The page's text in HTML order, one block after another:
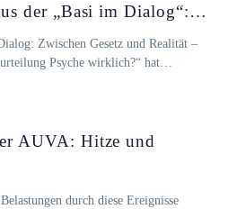
der „Basi im Dialog“:…
Zwischen Gesetz und Realität –
Psyche wirklich?“ hat…
AUVA: Hitze und
durch diese Ereignisse